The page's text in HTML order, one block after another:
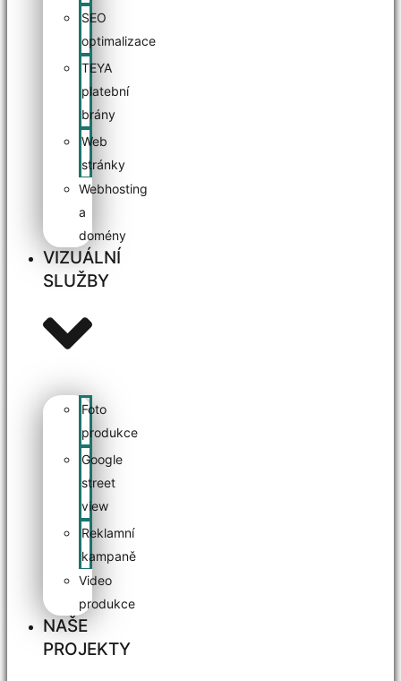
SEO
optimalizace
TEYA
platební
brány
Web
stránky
Webhosting
a
domény
VIZUÁLNÍ
SLUŽBY
Foto
produkce
Google
street
view
Reklamní
kampaně
Video
produkce
NAŠE
PROJEKTY